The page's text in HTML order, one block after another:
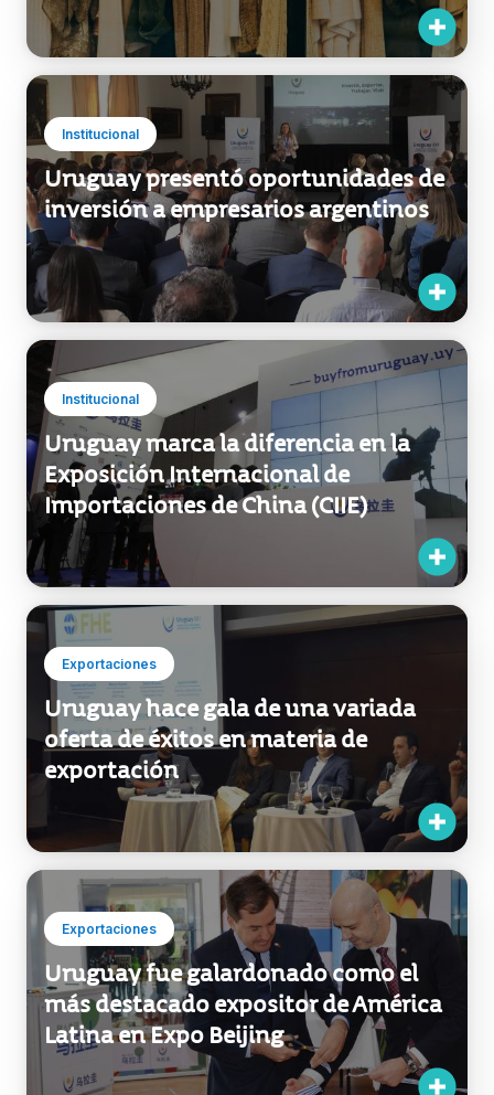
Institucional
Uruguay presentó oportunidades de
inversión a empresarios argentinos
Institucional
Uruguay marca la diferencia en la
Exposición Internacional de
Importaciones de China (CIIE)
Exportaciones
Uruguay hace gala de una variada
oferta de éxitos en materia de
exportación
Exportaciones
Uruguay fue galardonado como el
más destacado expositor de América
Latina en Expo Beijing